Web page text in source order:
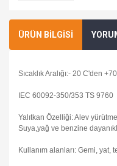
ÜRÜN BİLGİSİ
Sıcaklık Aralığı:- 20 C'den
IEC 60092-350/353 TS 9760
Yalıtkan Özelliği: Alev
Suya,yağ ve benzine
Kullanım alanları: Gemi, yat,